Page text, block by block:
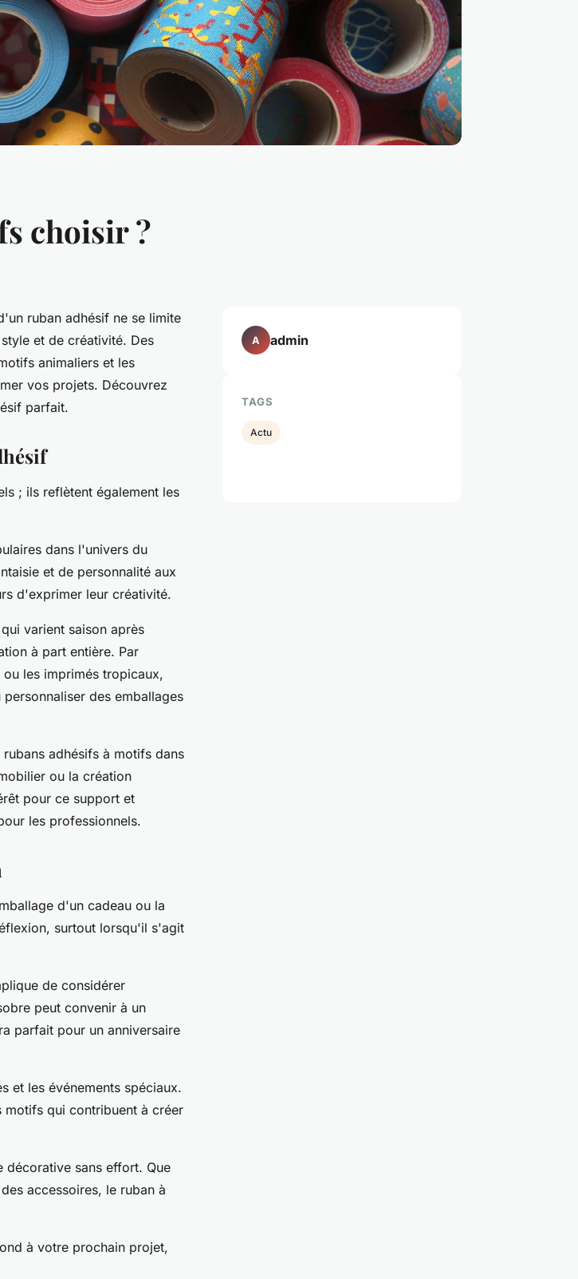
choisir ?
ruban adhésif ne se limite
et de créativité. Des
animaliers et les
vos projets. Découvrez
parfait.
; ils reflètent également les
dans l'univers du
et de personnalité aux
d'exprimer leur créativité.
varient saison après
à part entière. Par
les imprimés tropicaux,
des emballages
adhésifs à motifs dans
ou la création
pour ce support et
les professionnels.
d'un cadeau ou la
surtout lorsqu'il s'agit
de considérer
peut convenir à un
parfait pour un anniversaire
et les événements spéciaux.
motifs qui contribuent à créer
sans effort. Que
accessoires, le ruban à
à votre prochain projet,
A admin
TAGS
Actu